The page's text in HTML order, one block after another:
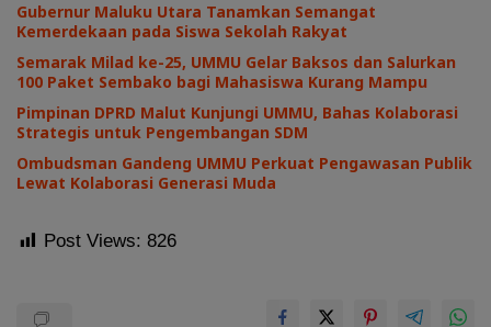
Gubernur Maluku Utara Tanamkan Semangat
Kemerdekaan pada Siswa Sekolah Rakyat
Semarak Milad ke-25, UMMU Gelar Baksos dan Salurkan
100 Paket Sembako bagi Mahasiswa Kurang Mampu
Pimpinan DPRD Malut Kunjungi UMMU, Bahas Kolaborasi
Strategis untuk Pengembangan SDM
Ombudsman Gandeng UMMU Perkuat Pengawasan Publik
Lewat Kolaborasi Generasi Muda
Post Views: 826